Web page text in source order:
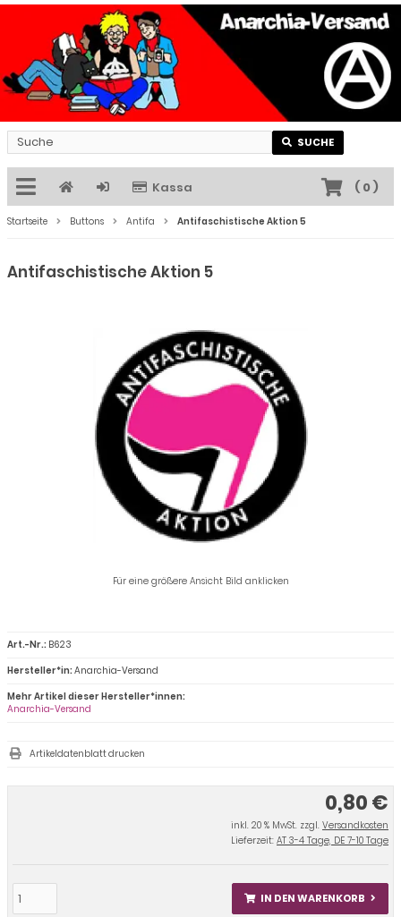
SUCHE
Kassa ( 0)
Startseite Buttons Antifa Antifaschistische Aktion 5
Antifaschistische Aktion 5
Für eine größere Ansicht Bild anklicken
0,80 €
inkl. 20 % MwSt. zzgl. Versandkosten
Lieferzeit: AT 3-4 Tage, DE 7-10 Tage
IN DEN WARENKORB
Art.-Nr.: B623
Hersteller*in:Anarchia-Versand
Mehr Artikel dieser Hersteller*innen:
Anarchia-Versand
Artikeldatenblatt drucken